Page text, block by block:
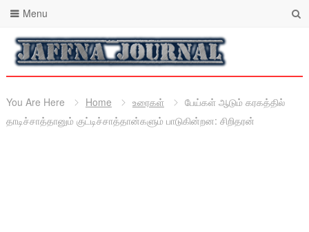
Menu
You Are Here Home உரைகள்
பேய்கள் ஆடும் கரகத்தில்
தாடிச்சாத்தானும் குட்டிச்சாத்தான்களும் பாடுகின்றன: சிறிதரன்